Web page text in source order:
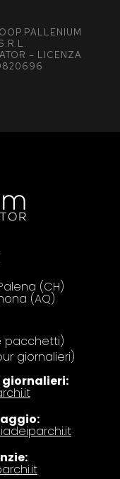
– LICENZA
(CH)
(AQ)
pacchetti)
giornalieri)